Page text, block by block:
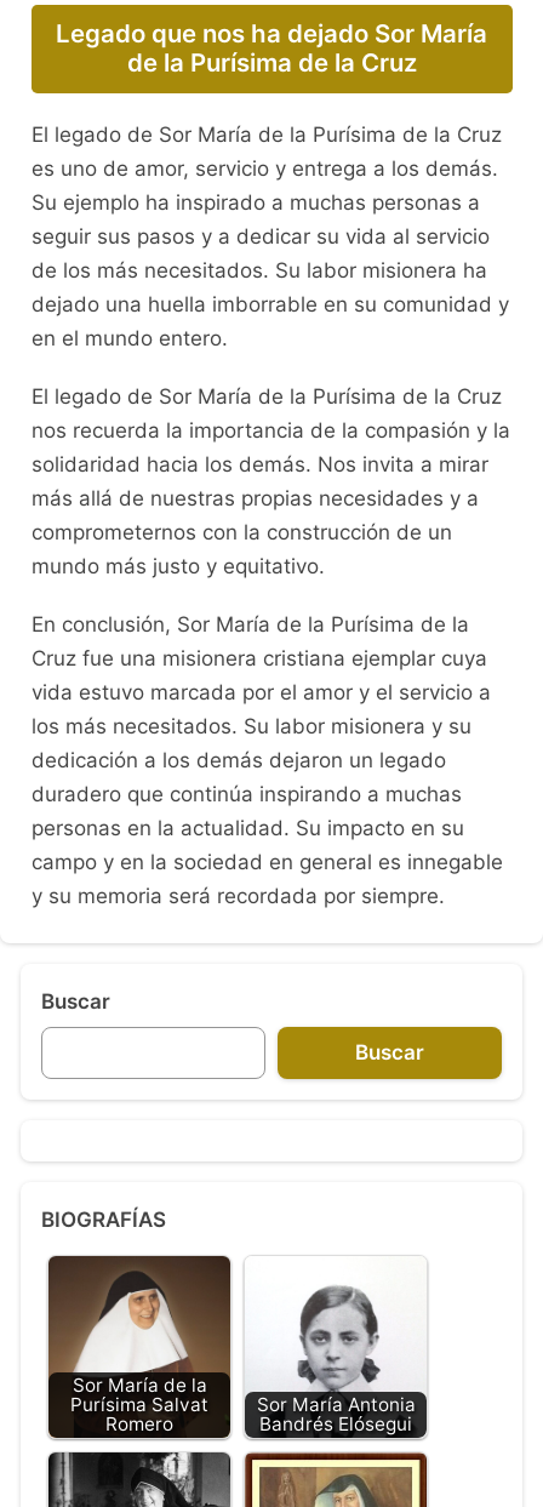
Legado que nos ha dejado Sor María
de la Purísima de la Cruz
El legado de Sor María de la Purísima de la Cruz
es uno de amor, servicio y entrega a los demás.
Su ejemplo ha inspirado a muchas personas a
seguir sus pasos y a dedicar su vida al servicio
de los más necesitados. Su labor misionera ha
dejado una huella imborrable en su comunidad y
en el mundo entero.
El legado de Sor María de la Purísima de la Cruz
nos recuerda la importancia de la compasión y la
solidaridad hacia los demás. Nos invita a mirar
más allá de nuestras propias necesidades y a
comprometernos con la construcción de un
mundo más justo y equitativo.
En conclusión, Sor María de la Purísima de la
Cruz fue una misionera cristiana ejemplar cuya
vida estuvo marcada por el amor y el servicio a
los más necesitados. Su labor misionera y su
dedicación a los demás dejaron un legado
duradero que continúa inspirando a muchas
personas en la actualidad. Su impacto en su
campo y en la sociedad en general es innegable
y su memoria será recordada por siempre.
Buscar
Buscar
BIOGRAFÍAS
Sor María de la
Purísima Salvat
Romero
Sor María Antonia
Bandrés Elósegui